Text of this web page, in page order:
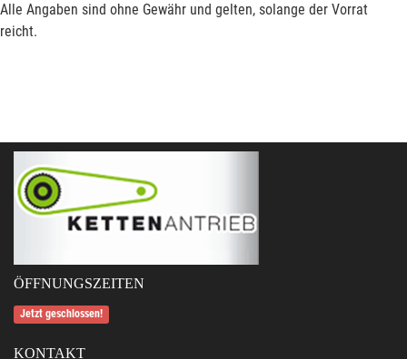
Alle Angaben sind ohne Gewähr und gelten, solange der Vorrat
reicht.
ÖFFNUNGSZEITEN
Jetzt geschlossen!
KONTAKT